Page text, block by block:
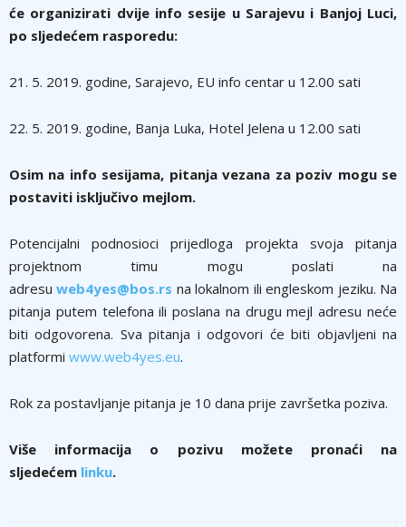
će organizirati dvije info sesije u Sarajevu i Banjoj Luci,
po sljedećem rasporedu:
21. 5. 2019. godine, Sarajevo, EU info centar u 12.00 sati
22. 5. 2019. godine, Banja Luka, Hotel Jelena u 12.00 sati
Osim na info sesijama, pitanja vezana za poziv mogu se
postaviti isključivo mejlom.
Potencijalni podnosioci prijedloga projekta svoja pitanja
projektnom timu mogu poslati na
adresuweb4yes@bos.rs na lokalnom ili engleskom jeziku. Na
pitanja putem telefona ili poslana na drugu mejl adresu neće
biti odgovorena. Sva pitanja i odgovori će biti objavljeni na
platformi www.web4yes.eu.
Rok za postavljanje pitanja je 10 dana prije završetka poziva.
Više informacija o pozivu možete pronaći na
sljedećem linku.